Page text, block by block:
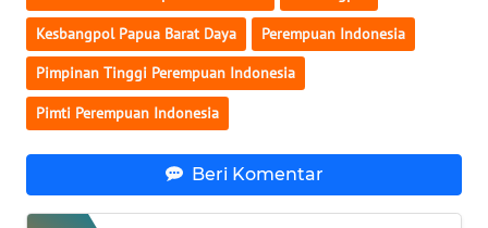
Kesbangpol Papua Barat Daya Perempuan Indonesia
Pimpinan Tinggi Perempuan Indonesia
Pimti Perempuan Indonesia
Beri Komentar
WN
BABEL
WN
SUMBAR
WN